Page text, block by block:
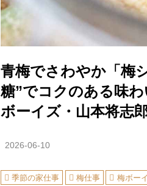
青梅でさわやか「梅
糖”でコクのある味
ボーイズ・山本将志
2026-06-10
季節の家仕事 梅仕事 梅ボー